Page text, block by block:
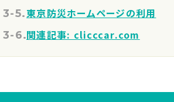
東京防災ホームページの利用
関連記事: clicccar.com